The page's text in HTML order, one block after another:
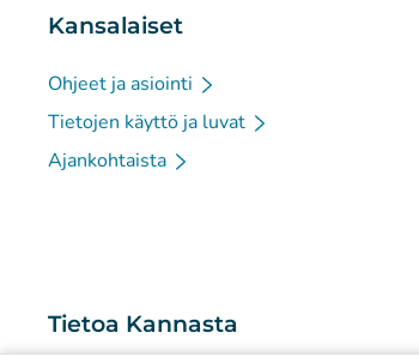
Kansalaiset
Ohjeet ja asiointi
Tietojen käyttö ja luvat
Ajankohtaista
Tietoa Kannasta